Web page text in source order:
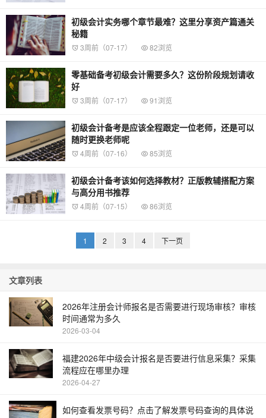
初级会计实务哪个章节最难？这里分享资产篇通关
秘籍
3周前（07-17） 82浏览
零基础备考初级会计需要多久？这份阶段规划请收
好
3周前（07-17） 91浏览
初级会计备考是应该全程跟定一位老师，还是可以
随时更换老师呢
4周前（07-16） 85浏览
初级会计备考该如何选择教材？正版教辅搭配方案
与高分用书推荐
4周前（07-15） 86浏览
1 2 3 4 下一页
文章列表
2026年注册会计师报名是否需要进行现场审核？审核
时间通常为多久
2026-03-04
福建2026年中级会计报名是否要进行信息采集？采集
流程应在哪里办理
2026-04-27
如何查看发票号码？点击了解发票号码查询的具体说